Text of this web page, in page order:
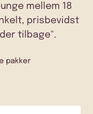
mellem 18
prisbevidst
tilbage".
pakker